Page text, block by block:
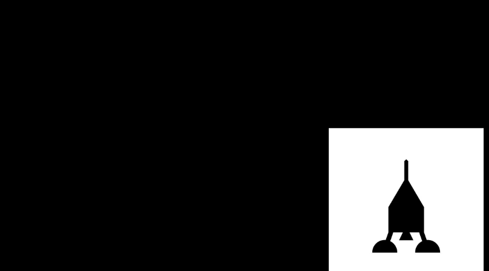
PROJEKTE
AGENTUR